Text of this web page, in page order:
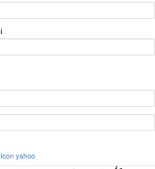
Icon yahoo